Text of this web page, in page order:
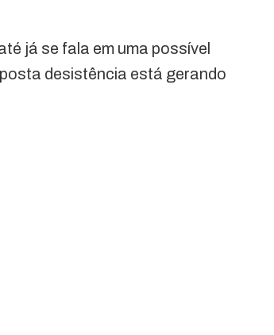
já se fala em uma possível
desistência está gerando